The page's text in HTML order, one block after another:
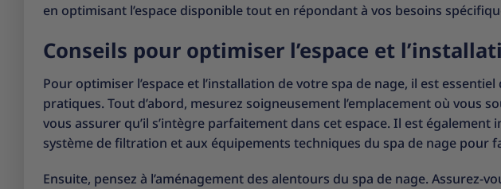
en optimisant l’espace disponible tout en répondant à vos besoins
Conseils pour optimiser l’espace et
Pour optimiser l’espace et l’installation de votre spa de nage, il est
pratiques. Tout d’abord, mesurez soigneusement l’emplacement où vous
vous assurer qu’il s’intègre parfaitement dans cet espace. Il est
système de filtration et aux équipements techniques du spa de nage pour
Ensuite, pensez à l’aménagement des alentours du spa de nage. Assurez-